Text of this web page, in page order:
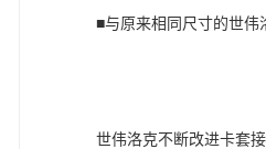
■与原来相同尺寸的世伟
世伟洛克不断改进卡套